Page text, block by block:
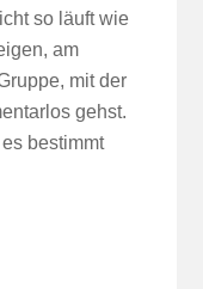
so läuft wie
am
mit der
gehst.
bestimmt